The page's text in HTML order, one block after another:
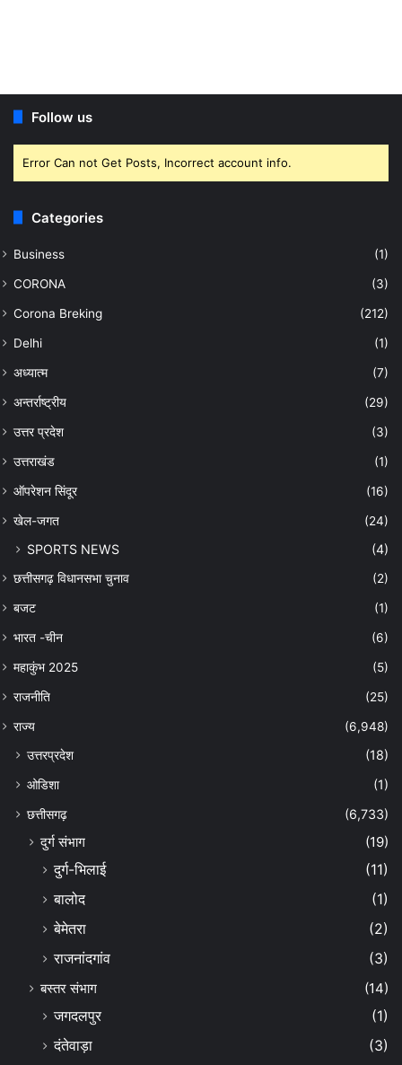
Follow us
Error Can not Get Posts, Incorrect account info.
Categories
Business (1)
CORONA (3)
Corona Breking (212)
Delhi (1)
अध्यात्म (7)
अन्तर्राष्ट्रीय (29)
उत्तर प्रदेश (3)
उत्तराखंड (1)
ऑपरेशन सिंदूर (16)
खेल-जगत (24)
SPORTS NEWS (4)
छत्तीसगढ़ विधानसभा चुनाव (2)
बजट (1)
भारत -चीन (6)
महाकुंभ 2025 (5)
राजनीति (25)
राज्य (6,948)
उत्तरप्रदेश
(18)
ओडिशा
(1)
छत्तीसगढ़
(6,733)
दुर्ग संभाग
(19)
दुर्ग-भिलाई
(11)
बालोद
(1)
बेमेतरा
(2)
राजनांदगांव
(3)
बस्तर संभाग
(14)
जगदलपुर
(1)
दंतेवाड़ा
(3)